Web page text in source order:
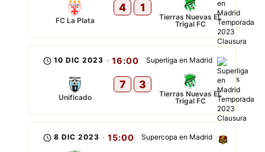
FC La Plata
4 1
Tierras Nuevas EL
Trigal FC
Superliga en Madrid
10 DIC 2023 - 16:00
Unificado
7 3
Tierras Nuevas EL
Trigal FC
Supercopa en Madrid
8 DIC 2023 - 15:00